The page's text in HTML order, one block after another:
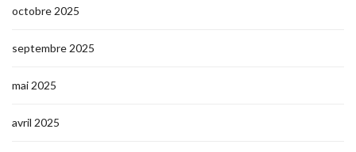
octobre 2025
septembre 2025
mai 2025
avril 2025